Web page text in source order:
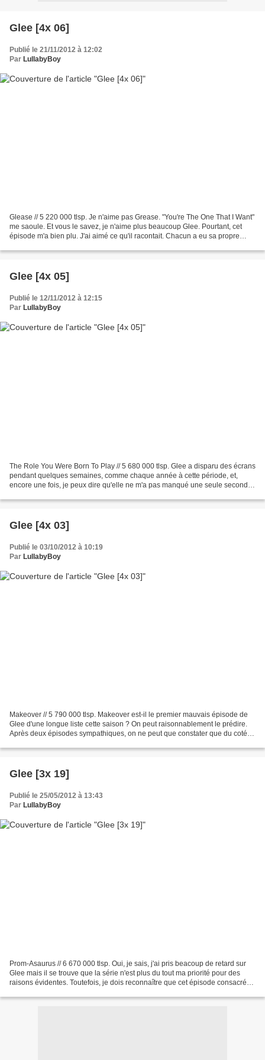
Glee [4x 06]
Publié le 21/11/2012 à 12:02
Par LullabyBoy
Glease // 5 220 000 tlsp. Je n'aime pas Grease. "You're The One That I Want"
me saoule. Et vous le savez, je n'aime plus beaucoup Glee. Pourtant, cet
épisode m'a bien plu. J'ai aimé ce qu'il racontait. Chacun a eu sa propre
Glee [4x 05]
Publié le 12/11/2012 à 12:15
Par LullabyBoy
The Role You Were Born To Play // 5 680 000 tlsp. Glee a disparu des écrans
pendant quelques semaines, comme chaque année à cette période, et,
encore une fois, je peux dire qu'elle ne m'a pas manqué une seule seconde.
Glee [4x 03]
Publié le 03/10/2012 à 10:19
Par LullabyBoy
Makeover // 5 790 000 tlsp. Makeover est-il le premier mauvais épisode de
Glee d'une longue liste cette saison ? On peut raisonnablement le prédire.
Après deux épisodes sympathiques, on ne peut que constater que du coté
Glee [3x 19]
Publié le 25/05/2012 à 13:43
Par LullabyBoy
Prom-Asaurus // 6 670 000 tlsp. Oui, je sais, j'ai pris beacoup de retard sur
Glee mais il se trouve que la série n'est plus du tout ma priorité pour des
raisons évidentes. Toutefois, je dois reconnaître que cet épisode consacré